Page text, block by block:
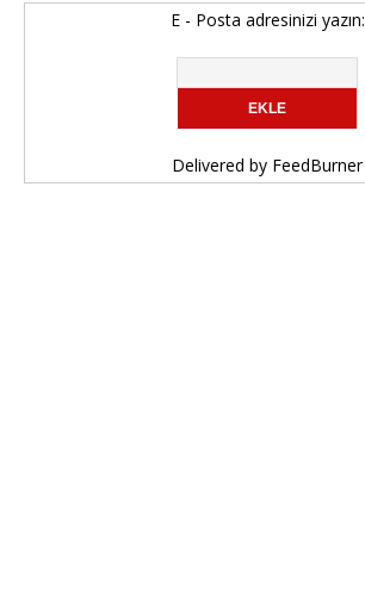
E - Posta adresinizi yazın:
Delivered by FeedBurner